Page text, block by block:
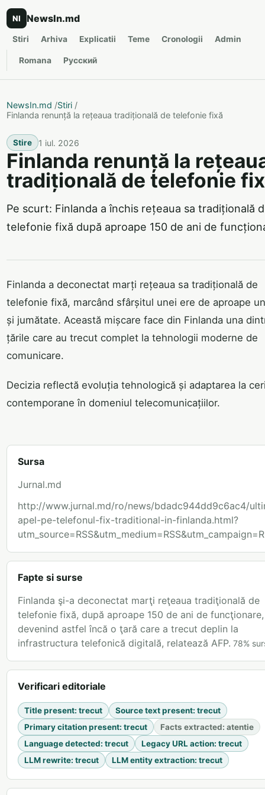
NI NewsIn.md
Stiri Arhiva Explicatii Teme Cronologii Admin
Romana Русский
NewsIn.md /Stiri /
Finlanda renunță la rețeaua tradițională de telefonie fixă
Stire 1 iul. 2026
Finlanda renunță la
tradițională de telefonie
Pe scurt: Finlanda a închis rețeaua sa tradițională
telefonie fixă după aproape 150 de ani de
Finlanda a deconectat marți rețeaua sa tradițională de
telefonie fixă, marcând sfârșitul unei ere de aproape
și jumătate. Această mișcare face din Finlanda una
țările care au trecut complet la tehnologii moderne de
comunicare.
Decizia reflectă evoluția tehnologică și adaptarea la
contemporane în domeniul telecomunicațiilor.
Sursa
Jurnal.md
http://www.jurnal.md/ro/news/bdadc944dd9c6ac4/
apel-pe-telefonul-fix-traditional-in-finlanda.html?
Fapte si surse
Finlanda şi-a deconectat marţi reţeaua tradiţională de
telefonie fixă, după aproape 150 de ani de funcţionare,
devenind astfel încă o ţară care a trecut deplin la
infrastructura telefonică digitală, relatează AFP. 78%
Verificari editoriale
Title present: trecut Source text present: trecut
Primary citation present: trecut Facts extracted: atentie
Language detected: trecut Legacy URL action: trecut
LLM rewrite: trecut LLM entity extraction: trecut